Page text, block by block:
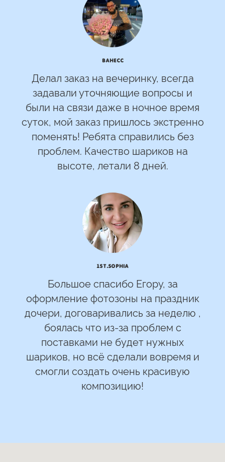
Ванесс
Делал заказ на вечеринку, всегда
задавали уточняющие вопросы и
были на связи даже в ночное время
суток, мой заказ пришлось экстренно
поменять! Ребята справились без
проблем. Качество шариков на
высоте, летали 8 дней.
1st.Sophia
Большое спасибо Егору, за
оформление фотозоны на праздник
дочери, договаривались за неделю ,
боялась что из-за проблем с
поставками не будет нужных
шариков, но всё сделали вовремя и
смогли создать очень красивую
композицию!